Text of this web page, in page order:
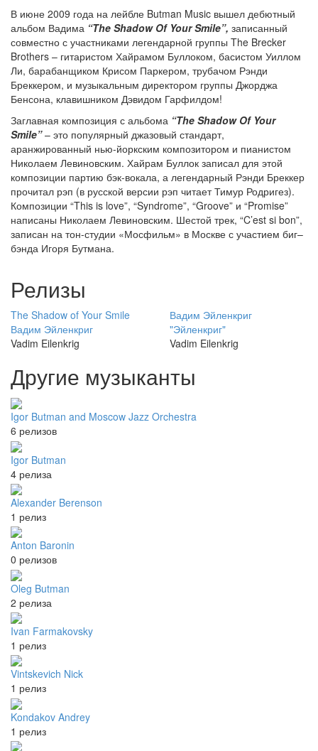
В июне 2009 года на лейбле Butman Music вышел дебютный
альбом Вадима “The Shadow Of Your Smile”, записанный
совместно с участниками легендарной группы The Brecker
Brothers – гитаристом Хайрамом Буллоком, басистом Уиллом
Ли, барабанщиком Крисом Паркером, трубачом Рэнди
Бреккером, и музыкальным директором группы Джорджа
Бенсона, клавишником Дэвидом Гарфилдом!
Заглавная композиция с альбома “The Shadow Of Your
Smile”– это популярный джазовый стандарт,
аранжированный нью-йоркским композитором и пианистом
Николаем Левиновским. Хайрам Буллок записал для этой
композиции партию бэк-вокала, а легендарный Рэнди Бреккер
прочитал рэп (в русской версии рэп читает Тимур Родригез).
Композиции “This is love”, “Syndrome”, “Groove” и “Promise”
написаны Николаем Левиновским. Шестой трек, “C’est si bon”,
записан на тон-студии «Мосфильм» в Москве с участием биг–
бэнда Игоря Бутмана.
Релизы
The Shadow of Your Smile
Вадим Эйленкриг
Vadim Eilenkrig
Вадим Эйленкриг
"Эйленкриг"
Vadim Eilenkrig
Другие музыканты
Igor Butman and Moscow Jazz Orchestra
6 релизов
Igor Butman
4 релиза
Alexander Berenson
1 релиз
Anton Baronin
0 релизов
Oleg Butman
2 релиза
Ivan Farmakovsky
1 релиз
Vintskevich Nick
1 релиз
Kondakov Andrey
1 релиз